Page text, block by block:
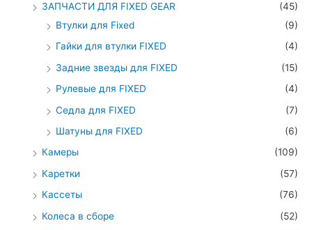
ЗАПЧАСТИ ДЛЯ FIXED GEAR
(45)
Втулки для Fixed
(9)
Гайки для втулки FIXED
(4)
Задние звезды для FIXED
(15)
Рулевые для FIXED
(4)
Седла для FIXED
(7)
Шатуны для FIXED
(6)
Камеры
(109)
Каретки
(57)
Кассеты
(76)
Колеса в сборе
(52)